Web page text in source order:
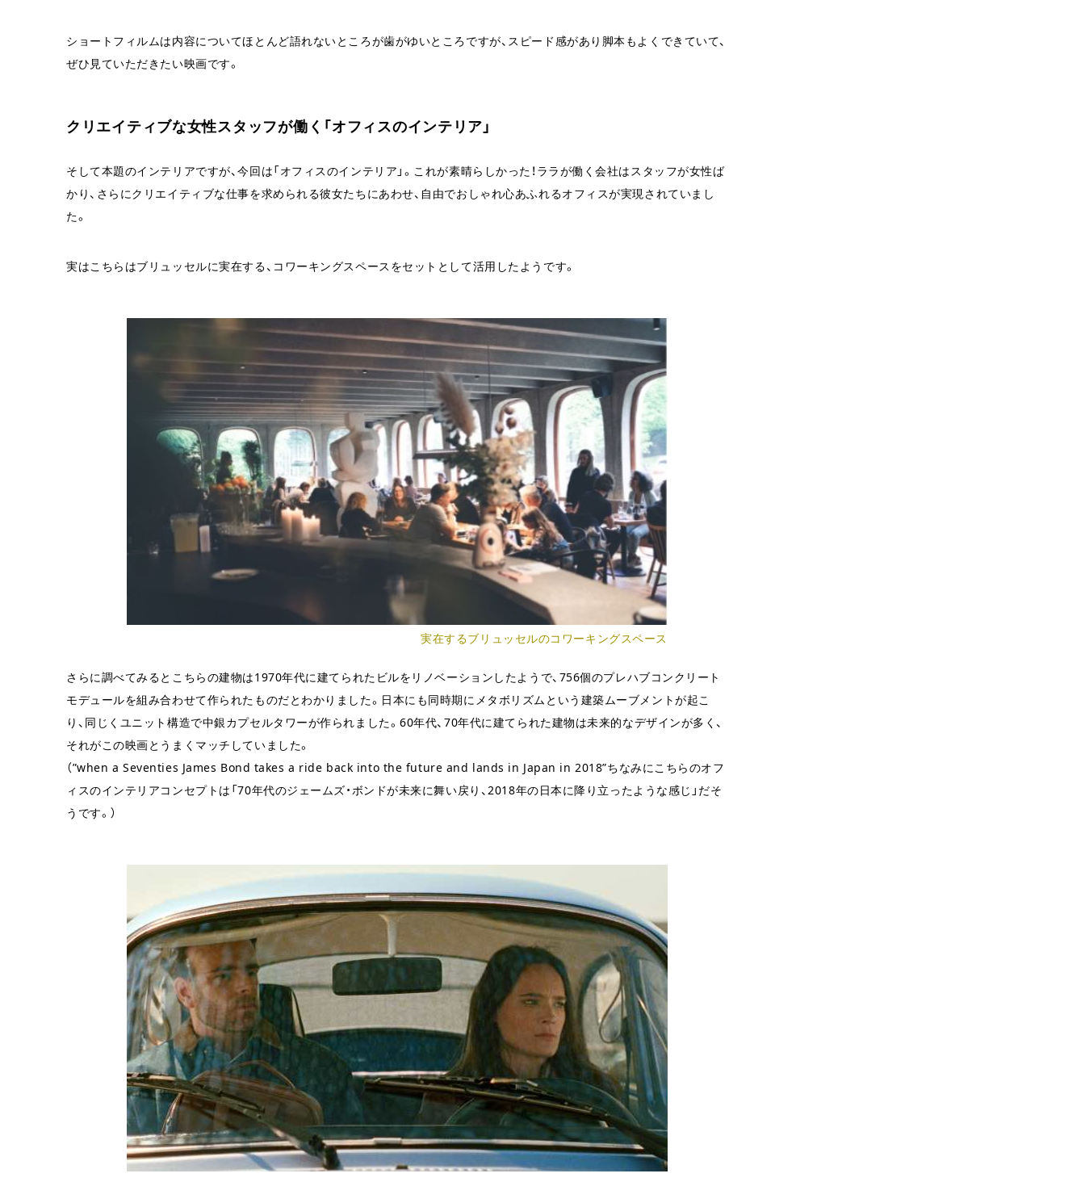
ショートフィルムは内容についてほとんど語れないところが歯がゆいところですが、スピード感があり脚本もよくできていて、
ぜひ見ていただきたい映画です。
クリエイティブな女性スタッフが働く「オフィスのインテリア」
そして本題のインテリアですが、今回は「オフィスのインテリア」。これが素晴らしかった！ララが働く会社はスタッフが女性ば
かり、さらにクリエイティブな仕事を求められる彼女たちにあわせ、自由でおしゃれ心あふれるオフィスが実現されていまし
た。
実はこちらはブリュッセルに実在する、コワーキングスペースをセットとして活用したようです。
実在するブリュッセルのコワーキングスペース
さらに調べてみるとこちらの建物は1970年代に建てられたビルをリノベーションしたようで、756個のプレハブコンクリート
モデュールを組み合わせて作られたものだとわかりました。日本にも同時期にメタボリズムという建築ムーブメントが起こ
り、同じくユニット構造で中銀カプセルタワーが作られました。60年代、70年代に建てられた建物は未来的なデザインが多く、
それがこの映画とうまくマッチしていました。
（”when a Seventies James Bond takes a ride back into the future and lands in Japan in 2018”ちなみにこちらのオフ
ィスのインテリアコンセプトは「70年代のジェームズ・ボンドが未来に舞い戻り、2018年の日本に降り立ったような感じ」だそ
うです。）